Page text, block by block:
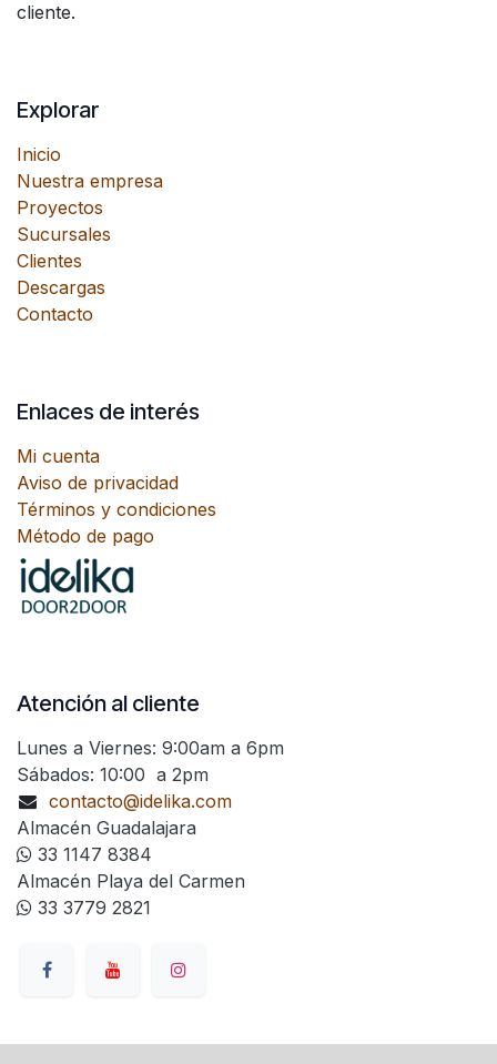
cliente.
Explorar
Inicio
Nuestra empresa
Proyectos
Sucursales
Clientes
Descargas
Contacto
Enlaces de interés
Mi cuenta
Aviso de privacidad
Términos y condiciones
Método de pago
Atención al cliente
Lunes a Viernes: 9:00am a 6pm
Sábados: 10:00 a 2pm
contacto@idelika.com
Almacén Guadalajara
33 1147 8384
Almacén Playa del Carmen
33 3779 2821